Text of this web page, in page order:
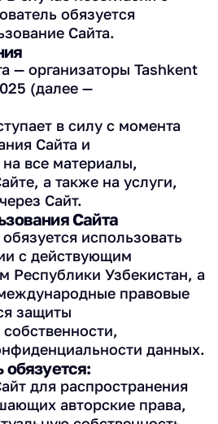
обязуется
Сайта.
— организаторы Tashkent
(далее —
в силу с момента
Сайта и
все материалы,
а также на услуги,
Сайт.
Сайта
использовать
с действующим
Республики Узбекистан, а
правовые
защиты
данных.
обязуется:
для распространения
авторские права,